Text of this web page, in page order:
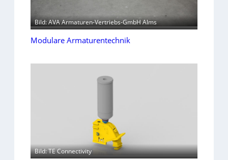
Bild: AVA Armaturen-Vertriebs-GmbH Alms
Modulare Armaturentechnik
Bild: TE Connectivity